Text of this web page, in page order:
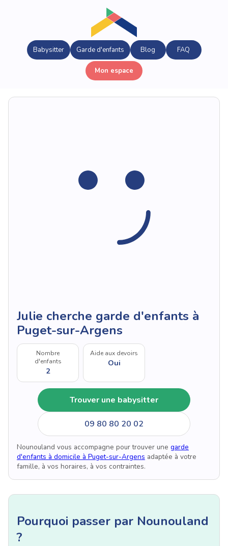
Babysitter Garde d'enfants Blog FAQ
Mon espace
Julie cherche garde d'enfants à
Puget-sur-Argens
Nombre
d'enfants
2
Aide aux devoirs
Oui
Trouver une babysitter
09 80 80 20 02
Nounouland vous accompagne pour trouver une garde
d'enfants à domicile à Puget-sur-Argens adaptée à votre
famille, à vos horaires, à vos contraintes.
Pourquoi passer par Nounouland
?